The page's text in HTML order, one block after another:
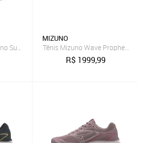
Sunrise Wave Mesh Marinho
MIZUNO
Tênis Mizuno Wave Prophecy 15
R$ 1999,99